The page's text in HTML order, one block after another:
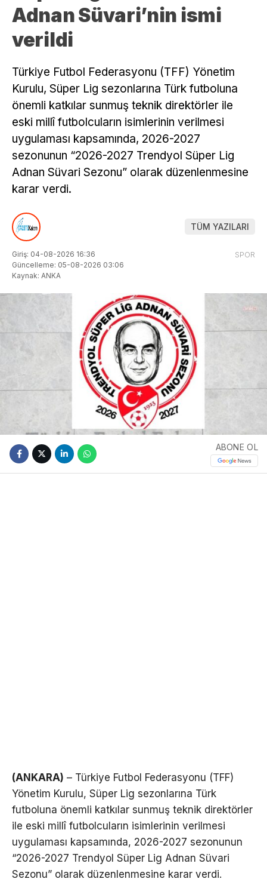
Adnan Süvari’nin ismi
verildi
Türkiye Futbol Federasyonu (TFF) Yönetim
Kurulu, Süper Lig sezonlarına Türk futboluna
önemli katkılar sunmuş teknik direktörler ile
eski millî futbolcuların isimlerinin verilmesi
uygulaması kapsamında, 2026-2027
sezonunun “2026-2027 Trendyol Süper Lig
Adnan Süvari Sezonu” olarak düzenlenmesine
karar verdi.
TÜM YAZILARI
Giriş: 04-08-2026 16:36
Güncelleme: 05-08-2026 03:06
Kaynak: ANKA
SPOR
ABONE OL
(ANKARA) – Türkiye Futbol Federasyonu (TFF)
Yönetim Kurulu, Süper Lig sezonlarına Türk
futboluna önemli katkılar sunmuş teknik direktörler
ile eski millî futbolcuların isimlerinin verilmesi
uygulaması kapsamında, 2026-2027 sezonunun
“2026-2027 Trendyol Süper Lig Adnan Süvari
Sezonu” olarak düzenlenmesine karar verdi.